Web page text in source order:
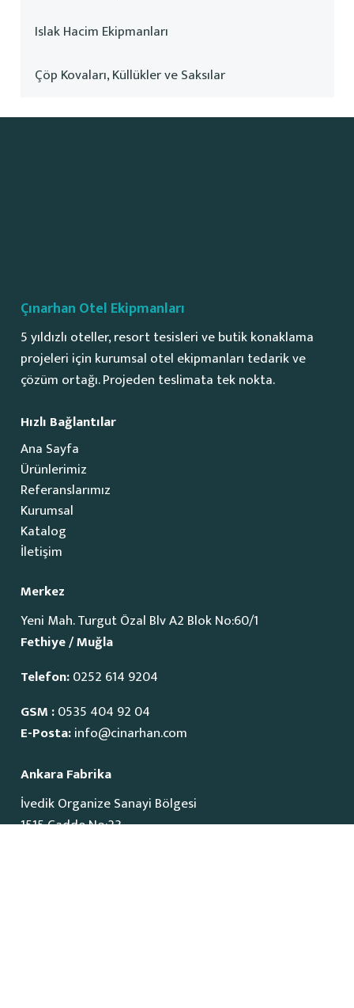
Islak Hacim Ekipmanları
Çöp Kovaları, Küllükler ve Saksılar
Çınarhan Otel Ekipmanları
5 yıldızlı oteller, resort tesisleri ve butik konaklama
projeleri için kurumsal otel ekipmanları tedarik ve
çözüm ortağı. Projeden teslimata tek nokta.
Hızlı Bağlantılar
Ana Sayfa
Ürünlerimiz
Referanslarımız
Kurumsal
Katalog
İletişim
Merkez
Yeni Mah. Turgut Özal Blv A2 Blok No:60/1
Fethiye / Muğla
Telefon:0252 614 9204
GSM :0535 404 92 04
E-Posta:info@cinarhan.com
Ankara Fabrika
İvedik Organize Sanayi Bölgesi
1515 Cadde No:23